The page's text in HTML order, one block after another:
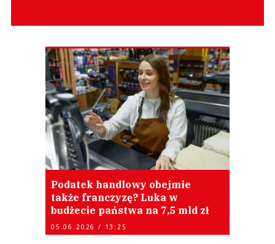
Podatek handlowy obejmie
także franczyzę? Luka w
budżecie państwa na 7,5 mld zł
05.06.2026 / 13:25